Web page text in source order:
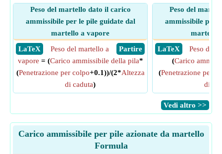
Peso del martello dato il carico
ammissibile per le pile guidate dal
martello a vapore
​ LaTeX
​ Partire
Peso del martello a
vapore = (Carico ammissibile della pila*
(Penetrazione per colpo+0.1))/(2*Altezza
di caduta)
Peso del
ammissibile per
martello
​ LaTeX
Peso del
(Carico
(Penetrazione per
di
​Vedi altro >>
Carico ammissibile per pile azionate da martello
Formula